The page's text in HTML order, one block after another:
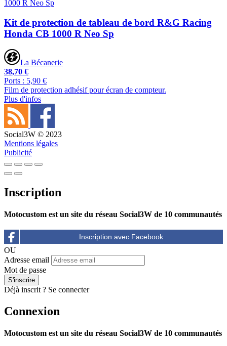
Kit de protection de tableau de bord R&G Racing
Honda CB 1000 R Neo Sp
La Bécanerie
38,70 €
Ports : 5,90 €
Film de protection adhésif pour écran de compteur.
Plus d'infos
Social3W © 2023
Mentions légales
Publicité
Inscription
Motocustom est un site du réseau Social3W de 10 communautés
OU
Adresse email
Mot de passe
Déjà inscrit ? Se connecter
Connexion
Motocustom est un site du réseau Social3W de 10 communautés